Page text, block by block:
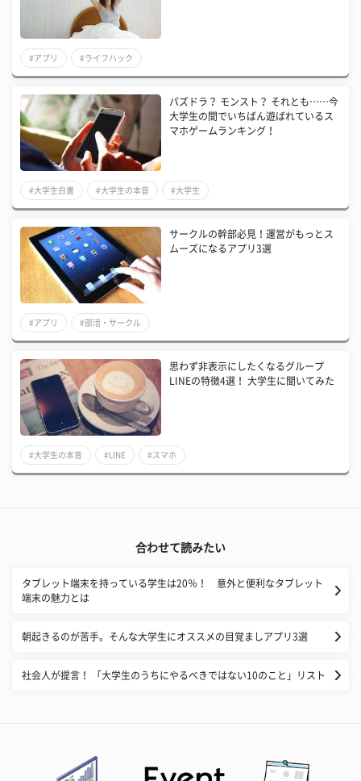
#アプリ #ライフハック
パズドラ？ モンスト？ それとも……今
大学生の間でいちばん遊ばれているス
マホゲームランキング！
#大学生白書 #大学生の本音 #大学生
サークルの幹部必見！運営がもっとス
ムーズになるアプリ3選
#アプリ #部活・サークル
​思わず非表示にしたくなるグループ
LINEの特徴4選！ 大学生に聞いてみた
#大学生の本音 #LINE #スマホ
合わせて読みたい
タブレット端末を持っている学生は20％！ 意外と便利なタブレット
端末の魅力とは
朝起きるのが苦手。そんな大学生にオススメの目覚ましアプリ3選
社会人が提言！ 「大学生のうちにやるべきではない10のこと」リスト